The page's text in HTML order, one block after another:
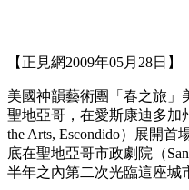
【正見網2009年05月28日】
美國神韻藝術團「春之旅」
聖地亞哥，在愛斯康迪多加
the Arts, Escondido）展開
底在聖地亞哥市政劇院（
半年之內第二次光臨這座城